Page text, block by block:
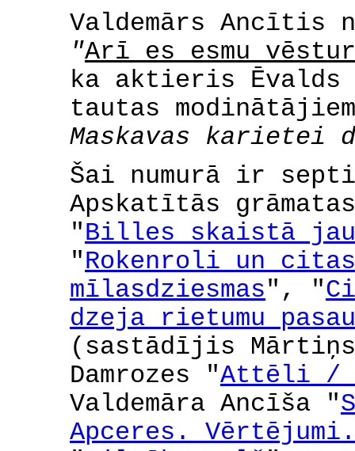
Valdemārs Ancītis
"Arī es esmu
ka aktieris
tautas
Maskavas
Šai numurā ir
Apskatītās
"Billes skaistā
"Rokenroli un
mīlasdziesmas", "
dzeja rietumu
(sastādījis
Damrozes "Attēli /
Valdemāra Ancīša "
Apceres. Vērtējumi .